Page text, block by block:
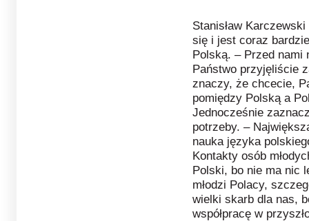
Stanisław
się i jest coraz
Polską. – Przed nami
Państwo przyjęliście
znaczy, że chcecie,
pomiędzy Polską a
Jednocześnie
potrzeby. –
nauka języka
Kontakty osób
Polski, bo nie ma nic
młodzi Polacy,
wielki skarb dla nas,
współpracę w